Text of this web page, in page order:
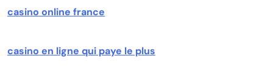
casino online france
casino en ligne qui paye le plus